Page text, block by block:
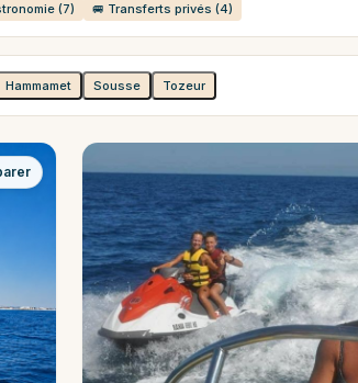
(7) 🚐 Transferts privés (4)
Hammamet Sousse Tozeur